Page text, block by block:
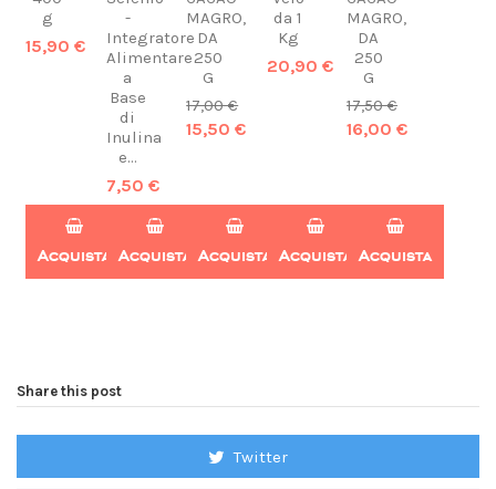
g
15,90 €
Acquista
-
Integratore
Alimentare
a
Base
di
Inulina
e...
7,50 €
Acquista
MAGRO,
DA
250
G
17,00 €
15,50 €
Acquista
da 1
Kg
20,90 €
Acquista
MAGRO,
DA
250
G
17,50 €
16,00 €
Acquista
Share this post
Twitter